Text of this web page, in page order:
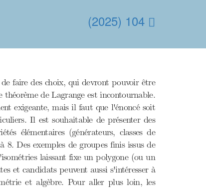
(2025) 104
faire des choix, qui devront pouvoir être
de Lagrange est incontournable.
exigeante, mais il faut que l'énoncé soit
Il est souhaitable de présenter des
élémentaires (générateurs, classes de
Des exemples de groupes finis issus de
laissant fixe un polygone (ou un
et candidats peuvent aussi s'intéresser à
et algèbre. Pour aller plus loin, les